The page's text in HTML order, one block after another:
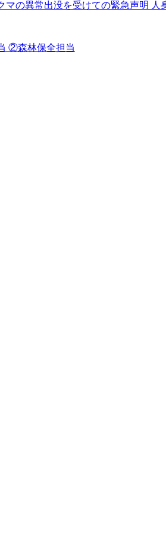
マの異常出没を受けての緊急声明
②森林保全担当